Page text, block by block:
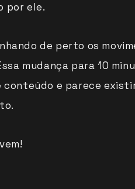
por ele.
de perto os
mudança para 10
e parece